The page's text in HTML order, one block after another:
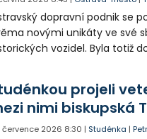
dopravní podnik se
novými unikáty ve své
vozidel. Byla totiž
chystaného Světa
projeli
nimi biskupská
července 2026 8:30 | Studénka |